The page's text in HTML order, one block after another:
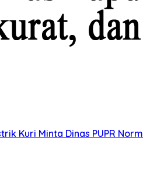
Kuri Minta Dinas PUPR